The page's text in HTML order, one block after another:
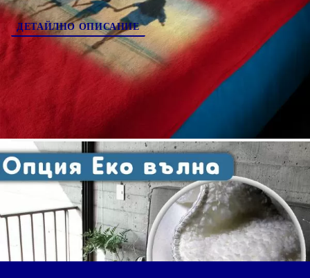
ДЕТАЙЛНО ОПИСАНИЕ
Поръчай одеяло с печат по цялата повърхност:
100х150см тук Цена 75лв.
150х200см тук Цена 99лв.